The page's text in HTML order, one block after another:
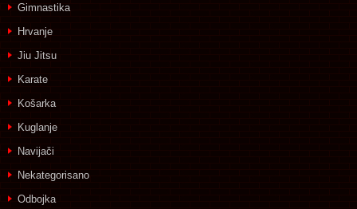
Gimnastika
Hrvanje
Jiu Jitsu
Karate
Košarka
Kuglanje
Navijači
Nekategorisano
Odbojka